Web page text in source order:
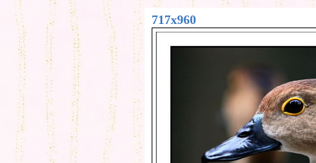
717x960